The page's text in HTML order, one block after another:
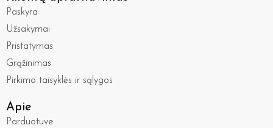
Paskyra
Užsakymai
Pristatymas
Grąžinimas
Pirkimo taisyklės ir sąlygos
Apie
Parduotuve